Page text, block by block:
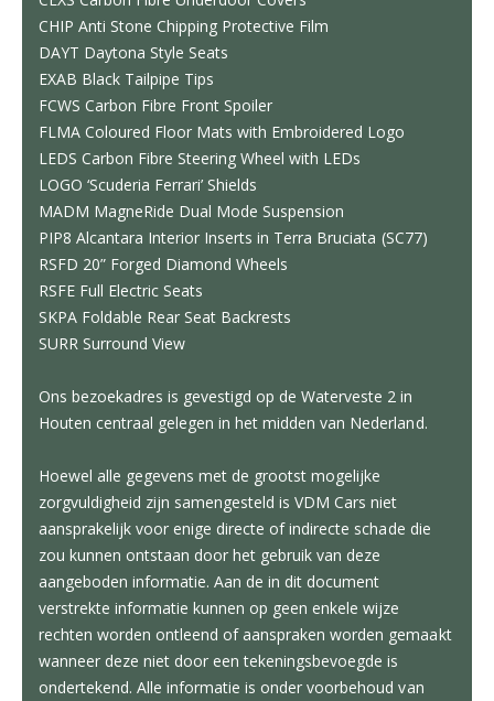
CHIP Anti Stone Chipping Protective Film
DAYT Daytona Style Seats
EXAB Black Tailpipe Tips
FCWS Carbon Fibre Front Spoiler
FLMA Coloured Floor Mats with Embroidered Logo
LEDS Carbon Fibre Steering Wheel with LEDs
LOGO ‘Scuderia Ferrari’ Shields
MADM MagneRide Dual Mode Suspension
PIP8 Alcantara Interior Inserts in Terra Bruciata (SC77)
RSFD 20” Forged Diamond Wheels
RSFE Full Electric Seats
SKPA Foldable Rear Seat Backrests
SURR Surround View
Ons bezoekadres is gevestigd op de Waterveste 2 in
Houten centraal gelegen in het midden van Nederland.
Hoewel alle gegevens met de grootst mogelijke
zorgvuldigheid zijn samengesteld is VDM Cars niet
aansprakelijk voor enige directe of indirecte schade die
zou kunnen ontstaan door het gebruik van deze
aangeboden informatie. Aan de in dit document
verstrekte informatie kunnen op geen enkele wijze
rechten worden ontleend of aanspraken worden gemaakt
wanneer deze niet door een tekeningsbevoegde is
ondertekend. Alle informatie is onder voorbehoud van